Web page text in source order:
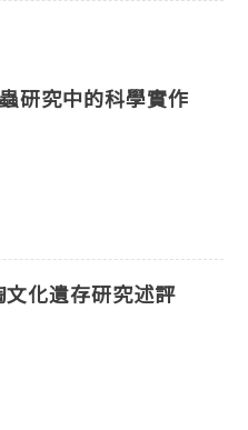
研究中的科學實作
化遺存研究述評